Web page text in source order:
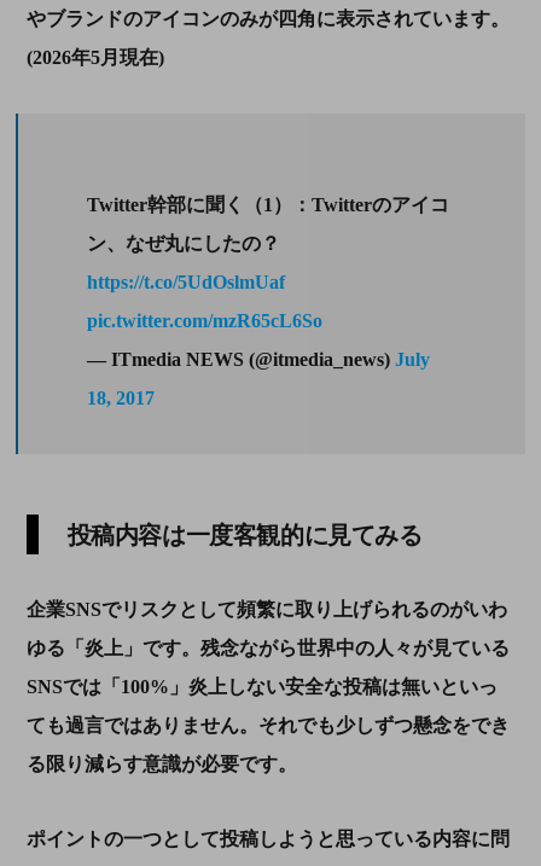
やブランドのアイコンのみが四角に表示されています。
(2026年5月現在)
Twitter幹部に聞く（1）：Twitterのアイコ
ン、なぜ丸にしたの？
https://t.co/5UdOslmUaf
pic.twitter.com/mzR65cL6So
— ITmedia NEWS (@itmedia_news) July
18, 2017
投稿内容は一度客観的に見てみる
企業SNSでリスクとして頻繁に取り上げられるのがいわ
ゆる「炎上」です。残念ながら世界中の人々が見ている
SNSでは「 100% 」炎上しない安全な投稿は無いといっ
ても過言ではありません。それでも少しずつ懸念をでき
る限り減らす意識が必要です。
ポイントの一つとして投稿しようと思っている内容に問